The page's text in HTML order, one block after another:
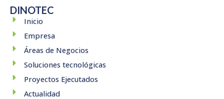
c
e
b
o
k
n
k
e
d
i
n
i
t
t
e
r
e
a
m
DINOTEC
Inicio
Empresa
Áreas de Negocios
Soluciones tecnológicas
Proyectos Ejecutados
Actualidad